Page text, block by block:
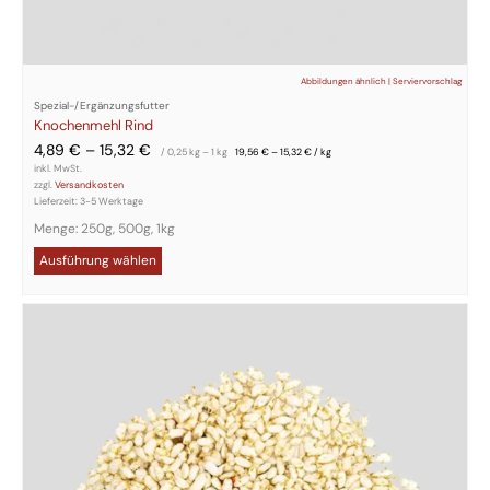
Abbildungen ähnlich | Serviervorschlag
Spezial-/Ergänzungsfutter
Knochenmehl Rind
4,89 € – 15,32 € / 0,25kg– 1 kg 19,56 €–15,32€/kg
inkl. MwSt.
zzgl.Versandkosten
Lieferzeit:3-5 Werktage
Menge: 250g, 500g, 1kg
Ausführung wählen